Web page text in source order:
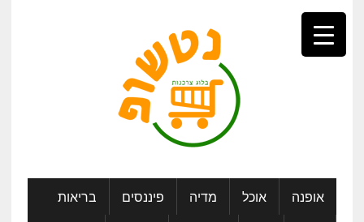
אופנה אוכל מדיה פיננסים
בריאות